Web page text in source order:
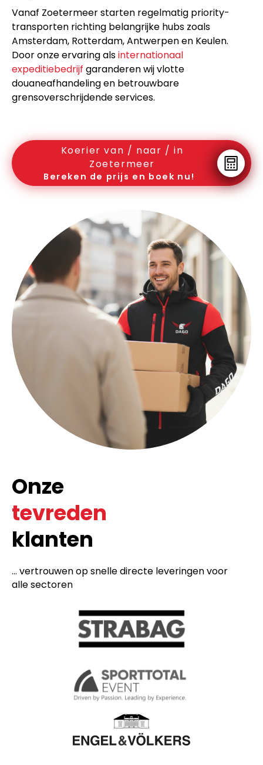
Vanaf Zoetermeer starten regelmatig priority-
transporten richting belangrijke hubs zoals
Amsterdam, Rotterdam, Antwerpen en Keulen.
Door onze ervaring alsinternationaal
expeditiebedrijf garanderen wij vlotte
douaneafhandeling en betrouwbare
grensoverschrijdende services.
Koerier van / naar / in
Zoetermeer
Bereken de prijs en boek nu!
Onze
tevreden
klanten
... vertrouwen op snelle directe leveringen voor
alle sectoren